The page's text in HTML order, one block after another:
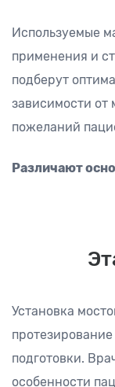
Используемые
применения и
подберут
зависимости от
пожеланий
Различают
Установка
подготовки.
особенности